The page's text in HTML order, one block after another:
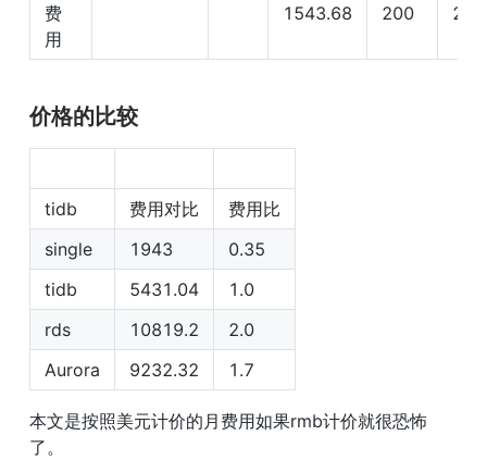
费
用
1543.68 200 200
价格的比较
tidb 费用对比
费用比
single
1943
0.35
tidb
5431.04
1.0
rds
10819.2
2.0
Aurora
9232.32 1.7
本文是按照美元计价的月费用如果rmb计价就很恐怖
了。